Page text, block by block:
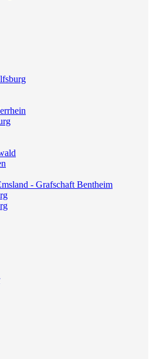
- Grafschaft Bentheim